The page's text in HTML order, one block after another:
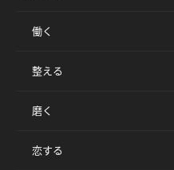
働く
整える
磨く
恋する